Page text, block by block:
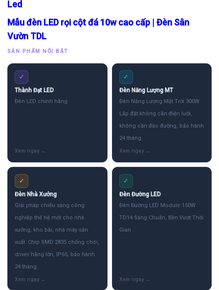
Led
Mẫu đèn LED rọi cột đá 10w cao cấp | Đèn Sân
Vườn TDL
SẢN PHẨM NỔI BẬT
✓
Thành Đạt LED
Đèn LED chính hãng
✓
Đèn Năng Lượng MT
Đèn Năng Lượng Mặt Trời 300W
Lắp đặt không cần điện lưới,
không cần đào đường, bảo hành
24 tháng.
✓
Đèn Nhà Xưởng
Giải pháp chiếu sáng công
nghiệp thế hệ mới cho nhà
xưởng, kho bãi, nhà máy sản
xuất. Chip SMD 2835 chống chói,
driver hãng lớn, IP65, bảo hành
24 tháng.
✓
Đèn Đường LED
Đèn Đường LED Module 150W
TD14 Sáng Chuẩn, Bền Vượt Thời
Gian